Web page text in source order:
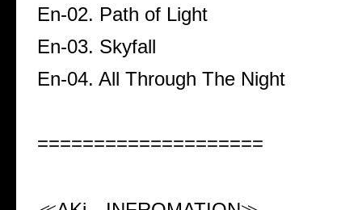
En-02. Path of Light
En-03. Skyfall
En-04. All Through The Night
====================